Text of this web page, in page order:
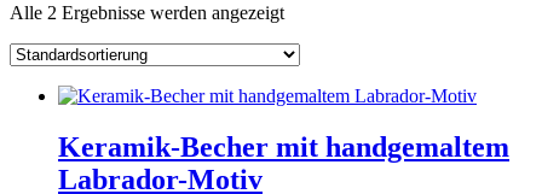
Alle 2 Ergebnisse werden angezeigt
Keramik-Becher mit handgemaltem
Labrador-Motiv